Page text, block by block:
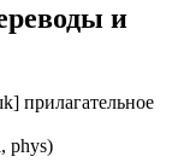
и
прилагательное
phys)